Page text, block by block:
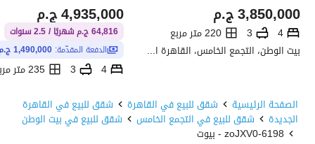
ج.م3,850,000
4
3
220 متر مربع
بيت الوطن، التجمع الخامس، القاهرة الجديدة، القاهرة
ج.م4,935,000
64,816 ج.م شهريًا / 2.5 سنوات
الدفعة المقدّمة: 1,490,000 ج.م
4
3
235 متر مربع
الصفحة الرئيسية
شقق للبيع في القاهرة شقق للبيع في القاهرة
الجديدة شقق للبيع في التجمع الخامس شقق للبيع في بيت الوطن
6198-zoJXV0 - بيوت